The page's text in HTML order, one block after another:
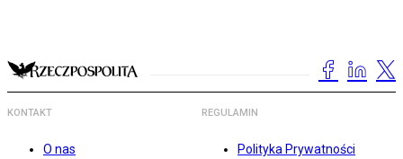
KONTAKT
O nas
REGULAMIN
Polityka Prywatności